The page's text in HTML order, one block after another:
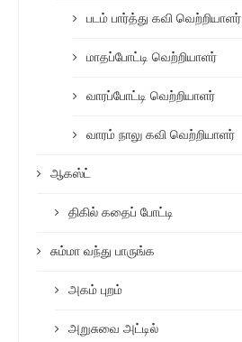
படம் பார்த்து கவி வெற்றியாளர்
மாதப்போட்டி வெற்றியாளர்
வாரப்போட்டி வெற்றியாளர்
வாரம் நாலு கவி வெற்றியாளர்
ஆகஸ்ட்
திகில் கதைப் போட்டி
சும்மா வந்து பாருங்க
அகம் புறம்
அறுசுவை அட்டில்